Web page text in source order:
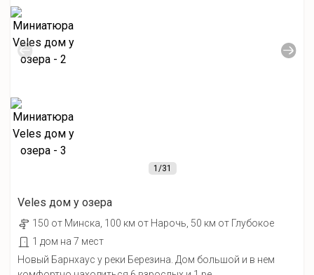
1/31
Veles дом у озера
150 от Минска, 100 км от Нарочь, 50 км от Глубокое
1 дом на 7 мест
Новый Барнхаус у реки Березина. Дом большой и в нем